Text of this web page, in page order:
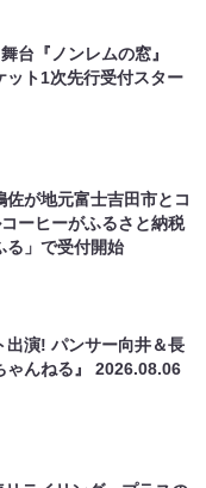
台『ノンレムの窓』
ト1次先行受付スター
佐が地元富士吉田市とコ
ーヒーがふるさと納税
る」で受付開始
出演! パンサー向井＆長
ゃんねる』2026.08.06